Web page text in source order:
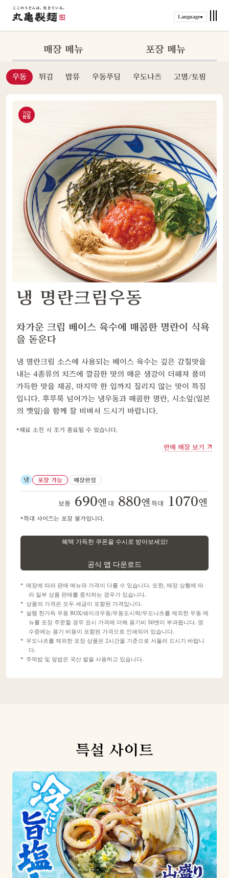
Language
매장 메뉴 포장 메뉴
우동 튀김 밥류 우동푸딩 우도나츠 고명/토핑
냉 명란크림우동
차가운 크림 베이스 육수에 매콤한 명란이 식욕
을 돋운다
냉 명란크림 소스에 사용되는 베이스 육수는 깊은 감칠맛을
내는 4종류의 치즈에 깔끔한 맛의 매운 생강이 더해져 풍미
가득한 맛을 제공, 마지막 한 입까지 질리지 않는 맛이 특징
입니다. 후루룩 넘어가는 냉우동과 매콤한 명란, 시소잎(일본
의 깻잎)을 함께 잘 비벼서 드시기 바랍니다.
재료 소진 시 조기 종료될 수 있습니다.
판매 매장 보기
냉 포장 가능 매장한정
보통 690엔 대 880엔 특대 1070엔
특대 사이즈는 포장 불가입니다.
혜택 가득한 쿠폰을 수시로 받아보세요!
공식 앱 다운로드
매장에 따라 판매 메뉴와 가격이 다를 수 있습니다. 또한, 매장 상황에 따
라 일부 상품 판매를 중지하는 경우가 있습니다.
상품의 가격은 모두 세금이 포함된 가격입니다.
설렘 한가득 우동 BOX/쉐이크우동/우동도시락/우도나츠를 제외한 우동 메
뉴를 포장 주문할 경우 표시 가격에 더해 용기비 50엔이 부과됩니다. 영
수증에는 용기 비용이 포함된 가격으로 인쇄되어 있습니다.
우도나츠를 제외한 포장 상품은 2시간을 기준으로 서둘러 드시기 바랍니
다.
주먹밥 및 덮밥은 국산 쌀을 사용하고 있습니다.
기간
한정
특설 사이트